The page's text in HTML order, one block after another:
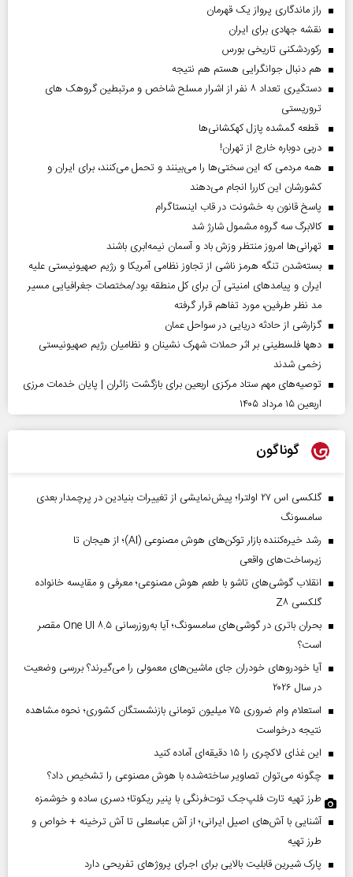
راز ماندگاری پرواز یک قهرمان
نقشه جهادی برای ایران
رکوردشکنی تاریخی بورس
هم دنبال جوانگرایی هستم هم نتیجه
دستگیری تعداد ۸ نفر از اشرار مسلح شاخص و مرتبطین گروهک های
تروریستی
قطعه گمشده پازل کهکشانی‌ها
دربی دوباره خارج از تهران!
همه مردمی که این سختی‌ها را می‌بینند و تحمل می‌کنند، برای ایران و
کشورشان این کاررا انجام می‌دهند
پاسخ قانون به خشونت در قاب اینستاگرام
کالابرگ سه گروه مشمول شارژ شد
تهرانی‌ها امروز منتظر وزش باد و آسمان نیمه‌ابری باشند
بسته‌شدن تنگه هرمز ناشی از تجاوز نظامی آمریکا و رژیم صهیونیستی علیه
ایران و پیامد‌های امنیتی آن برای کل منطقه بود/مختصات جغرافیایی مسیر
مد نظر طرفین، مورد تفاهم قرار گرفته
گزارشی از حادثه دریایی در سواحل عمان
دهها فلسطینی بر اثر حملات شهرک نشینان و نظامیان رژیم صهیونیستی
زخمی شدند
توصیه‌های مهم ستاد مرکزی اربعین برای بازگشت زائران | پایان خدمات مرزی
اربعین ۱۵ مرداد ۱۴۰۵
گوناگون
گلکسی اس ۲۷ اولترا؛ پیش‌نمایشی از تغییرات بنیادین در پرچمدار بعدی
سامسونگ
رشد خیره‌کننده بازار توکن‌های هوش مصنوعی (AI)؛ از هیجان تا
زیرساخت‌های واقعی
انقلاب گوشی‌های تاشو‌ با طعم هوش مصنوعی؛ معرفی و مقایسه خانواده
گلکسی Z۸
بحران باتری در گوشی‌های سامسونگ؛ آیا به‌روزرسانی One UI ۸.۵ مقصر
است؟
آیا خودروهای خودران جای ماشین‌های معمولی را می‌گیرند؟ بررسی وضعیت
در سال ۲۰۲۶
استعلام وام ضروری ۷۵ میلیون تومانی بازنشستگان کشوری؛ نحوه مشاهده
نتیجه درخواست
این غذای لاکچری را ۱۵ دقیقه‌ای آماده کنید
چگونه می‌توان تصاویر ساخته‌شده با هوش مصنوعی را تشخیص داد؟
طرز تهیه تارت فلپ‌جک توت‌فرنگی با پنیر ریکوتا؛ دسری ساده و خوشمزه
آشنایی با آش‌های اصیل ایرانی؛ از آش عباسعلی تا آش ترخینه + خواص و
طرز تهیه
پارک شیرین قابلیت‌ بالایی برای اجرای پروژهای تفریحی دارد